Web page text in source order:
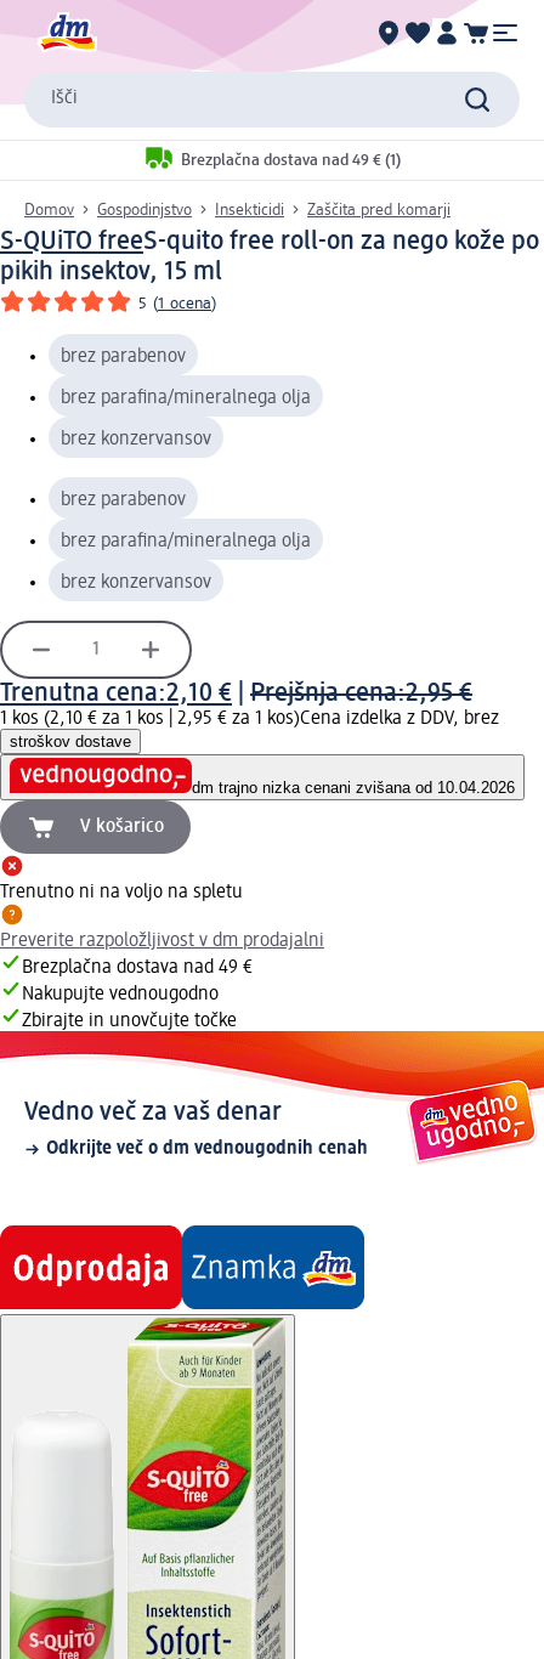
Išči
Brezplačna dostava nad 49 € (1)
Domov Gospodinjstvo Insekticidi Zaščita pred komarji
S-QUiTO freeS-quito free roll-on za nego kože po
pikih insektov, 15 ml
5 (1 ocena)
brez parabenov
brez parafina/mineralnega olja
brez konzervansov
brez parabenov
brez parafina/mineralnega olja
brez konzervansov
Trenutna cena:2,10 € Prejšnja cena:2,95 €
1 kos (2,10 € za 1 kos | 2,95 € za 1 kos)Cena izdelka z DDV, brez
stroškov dostave
dm trajno nizka cenani zvišana od 10.04.2026
V košarico
Trenutno ni na voljo na spletu
Preverite razpoložljivost v dm prodajalni
Brezplačna dostava nad 49 €
Nakupujte vednougodno
Zbirajte in unovčujte točke
Vedno več za vaš denar
Odkrijte več o dm vednougodnih cenah